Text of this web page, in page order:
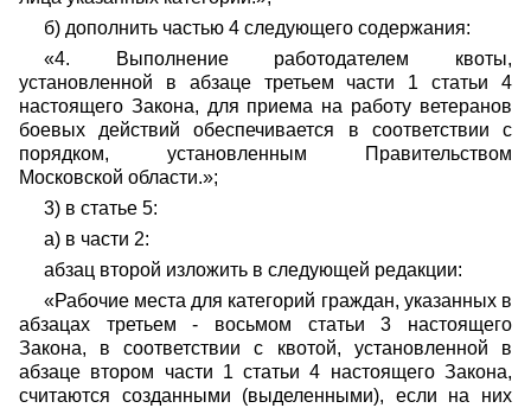
б) дополнить частью 4 следующего содержания:
«4. Выполнение работодателем квоты,
установленной в абзаце третьем части 1 статьи 4
настоящего Закона, для приема на работу ветеранов
боевых действий обеспечивается в соответствии с
порядком, установленным Правительством
Московской области.»;
3) в статье 5:
а) в части 2:
абзац второй изложить в следующей редакции:
«Рабочие места для категорий граждан, указанных в
абзацах третьем - восьмом статьи 3 настоящего
Закона, в соответствии с квотой, установленной в
абзаце втором части 1 статьи 4 настоящего Закона,
считаются созданными (выделенными), если на них